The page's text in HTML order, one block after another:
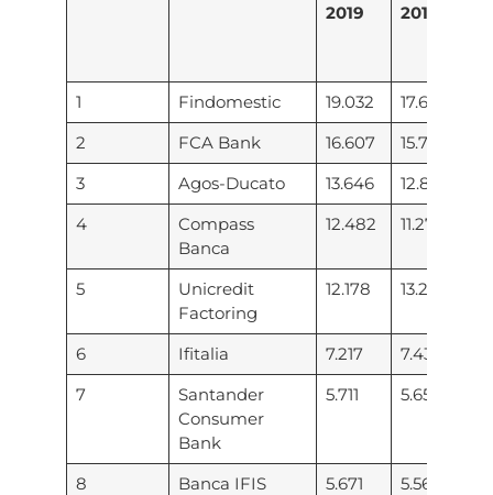
2019
2018
1 Findomestic 19.032 17.675
2
FCA Bank 16.607 15.795
3
Agos-Ducato 13.646 12.859
4
Compass
Banca
12.482 11.275
5
Unicredit
Factoring
12.178 13.204
6 Ifitalia 7.217 7.431
7
Santander
Consumer
Bank
5.711 5.651
8 Banca IFIS 5.671 5.568